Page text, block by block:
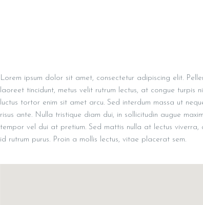
Lorem ipsum dolor sit amet, consectetur adipiscing elit.
laoreet tincidunt, metus velit rutrum lectus, at congue
luctus tortor enim sit amet arcu. Sed interdum massa ut
risus ante. Nulla tristique diam dui, in sollicitudin augue
tempor vel dui at pretium. Sed mattis nulla at lectus viverra,
id rutrum purus. Proin a mollis lectus, vitae placerat sem.